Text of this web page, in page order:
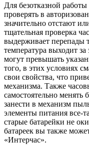
Для безотказной
проверять в
значительно отстают
тщательная проверка
выдерживает перепады
температура выходит
могут превышать
того, в этих условиях
свои свойства, что
механизма. Также
самостоятельно менять
занести в механизм
элементы питания все-
старые батарейки не
батареек вы также
«Интерчас».